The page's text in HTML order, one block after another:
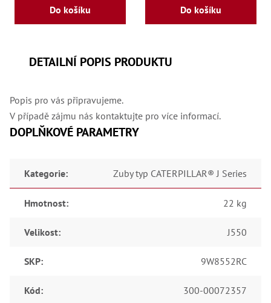
Do košíku Do košíku
DETAILNÍ POPIS PRODUKTU
Popis pro vás připravujeme.
V případě zájmu nás kontaktujte pro více informací.
DOPLŇKOVÉ PARAMETRY
Kategorie: Zuby typ CATERPILLAR® J Series
Hmotnost: 22 kg
Velikost: J550
SKP: 9W8552RC
Kód: 300-00072357